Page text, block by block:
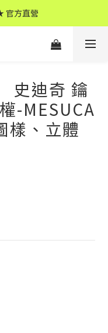
官方直營
運 ↘
方直營
史迪奇 鑰
-MESUCA
樣、立體